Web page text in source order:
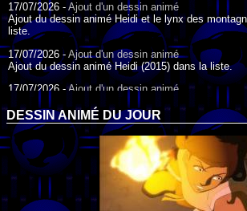
17/07/2026 - Ajout d'un dessin animé
Ajout du dessin animé Heidi et le lynx des
liste.
17/07/2026 - Ajout d'un dessin animé
Ajout du dessin animé Heidi (2015) dans la liste.
17/07/2026 -Ajout d'un dessin animé
Ajout du dessin animé Heidi (1995) dans la liste.
09/07/2026 -Ajout d'un dessin animé
Ajout du dessin animé Genki l'Aventurier de la
liste.
04/07/2026 - Ajout d'un dessin animé
Ajout du dessin animé Vilain Petit Canard (2000)
04/07/2026 - Ajout d'un dessin animé
DESSIN ANIMÉ DU JOUR